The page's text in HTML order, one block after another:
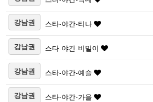
강남권 스타-야간-티나
강남권 스타-야간-비밀이
강남권 스타-야간-예슬
강남권 스타-야간-가을